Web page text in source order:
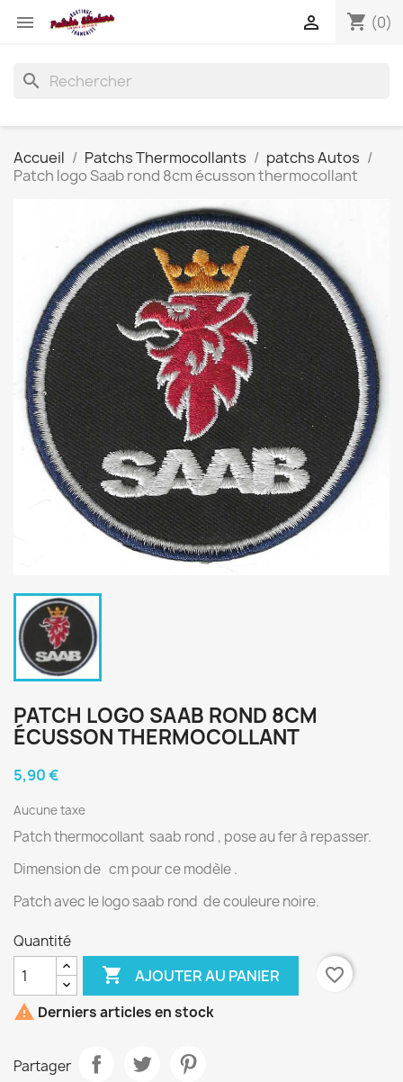
 shopping_cart (0)

search
Accueil Patchs Thermocollants
patchs Autos
Patch logo Saab rond 8cm écusson thermocollant
PATCH LOGO SAAB ROND 8CM
ÉCUSSON THERMOCOLLANT
5,90 €
Aucune taxe
Patch thermocollant saab rond , pose au fer à repasser.
Dimension de cm pour ce modèle .
Patch avec le logo saab rond de couleure noire.
Quantité
 AJOUTER AU PANIER
favorite_border
 Derniers articles en stock
Partager